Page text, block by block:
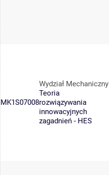
MK1S07008
Wydział Mechaniczny
Teoria
rozwiązywania
innowacyjnych
zagadnień - HES